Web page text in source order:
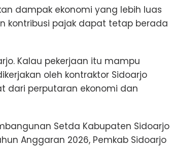
dampak ekonomi yang lebih luas
kontribusi pajak dapat tetap berada
Kalau pekerjaan itu mampu
oleh kontraktor Sidoarjo
dari perputaran ekonomi dan
Setda Kabupaten Sidoarjo
Anggaran 2026, Pemkab Sidoarjo